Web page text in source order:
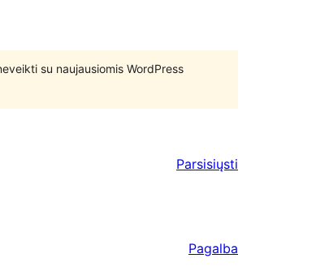
su naujausiomis WordPress
Parsisiųsti
Pagalba